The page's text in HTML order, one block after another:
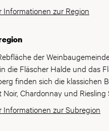
Weingut mit einer
das Familienunternehmen
Andrea und
als Winzer und Önologen
des Betriebs mit neuen
1990 folgte der Erwerb
al Sole in der Toskana.
das Weingut in Italien führt,
bestockt, wovon Pinot
Rebberg ist. Bei den weissen
als weissem
Weinqualität und
Sorten wird die Bündner
der Schweiz gelobt.
Informationen zur Region
der
die Fläscher Halde und das
finden sich die klassichen
Noir, Chardonnay und Riesling
sind kleinräumig auf
Rebbauern
Informationen zur Subregion